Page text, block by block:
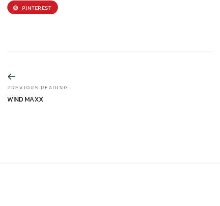
PINTEREST
PREVIOUS READING
WIND MAXX